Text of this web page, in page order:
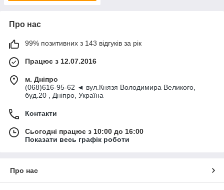
Про нас
99% позитивних з 143 відгуків за рік
Працює з 12.07.2016
м. Дніпро
(068)616-95-62 ◄ вул.Князя Володимира Великого,
буд.20 , Дніпро, Україна
Контакти
Сьогодні працює з 10:00 до 16:00
Показати весь графік роботи
Про нас